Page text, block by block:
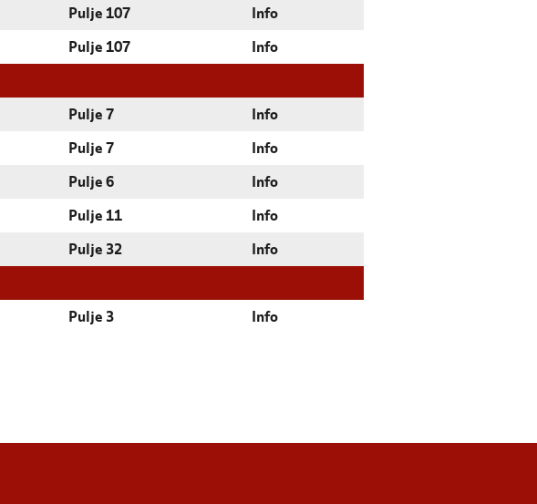
Pulje 107 Info
Pulje 107 Info
Pulje 7 Info
Pulje 7 Info
Pulje 6 Info
Pulje 11 Info
Pulje 32 Info
Pulje 3 Info